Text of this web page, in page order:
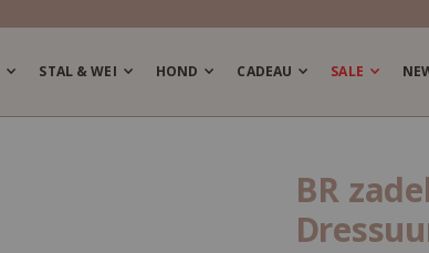
STAL & WEI HOND CADEAU SALE
BR